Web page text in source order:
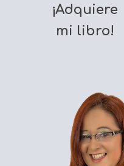
¡Adquiere
mi libro!